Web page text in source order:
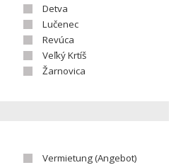
Detva
Lučenec
Revúca
Veľký Krtíš
Žarnovica
Vermietung (Angebot)